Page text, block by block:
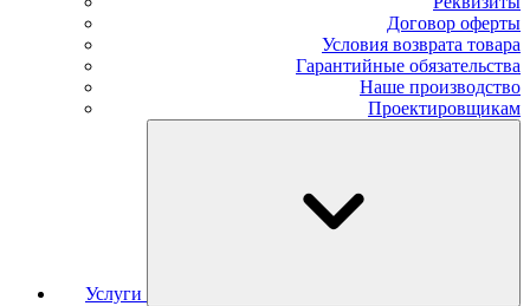
Договор оферты
Условия возврата товара
Гарантийные обязательства
Наше производство
Проектировщикам
Услуги